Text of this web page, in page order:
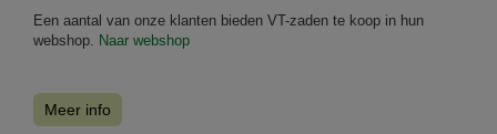
Een aantal van onze klanten bieden VT-zaden te koop in hun
webshop. Naar webshop
Meer info